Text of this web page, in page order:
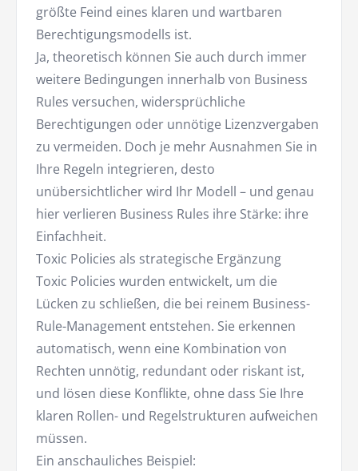
größte Feind eines klaren und wartbaren
Berechtigungsmodells ist.
Ja, theoretisch können Sie auch durch immer
weitere Bedingungen innerhalb von Business
Rules versuchen, widersprüchliche
Berechtigungen oder unnötige Lizenzvergaben
zu vermeiden. Doch je mehr Ausnahmen Sie in
Ihre Regeln integrieren, desto
unübersichtlicher wird Ihr Modell – und genau
hier verlieren Business Rules ihre Stärke: ihre
Einfachheit.
Toxic Policies als strategische Ergänzung
Toxic Policies wurden entwickelt, um die
Lücken zu schließen, die bei reinem Business-
Rule-Management entstehen. Sie erkennen
automatisch, wenn eine Kombination von
Rechten unnötig, redundant oder riskant ist,
und lösen diese Konflikte, ohne dass Sie Ihre
klaren Rollen- und Regelstrukturen aufweichen
müssen.
Ein anschauliches Beispiel: